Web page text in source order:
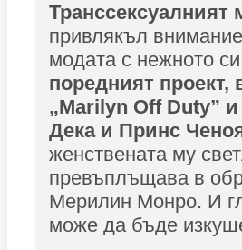
привлякъл
модата с нежното
поредният проект,
„Marilyn Off Duty”
Дека и Принс
женствената му
превъплъщава в
Мерилин Монро. И
може да бъде